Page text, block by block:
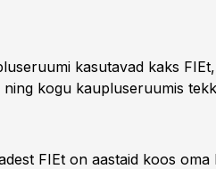
kasutavad kaks
ning kogu kaupluseruumis
FIEt on aastaid koos